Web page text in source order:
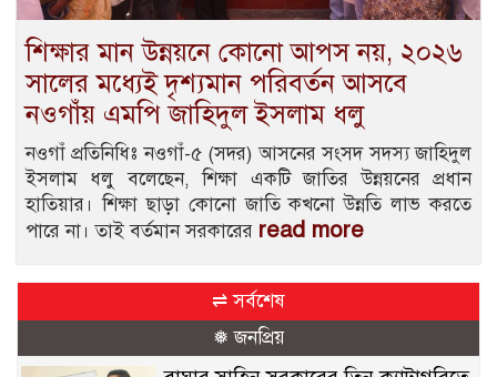
শিক্ষার মান উন্নয়নে কোনো আপস নয়, ২০২৬
সালের মধ্যেই দৃশ্যমান পরিবর্তন আসবে
নওগাঁয় এমপি জাহিদুল ইসলাম ধলু
নওগাঁ প্রতিনিধিঃ নওগাঁ-৫ (সদর) আসনের সংসদ সদস্য জাহিদুল
ইসলাম ধলু বলেছেন, শিক্ষা একটি জাতির উন্নয়নের প্রধান
হাতিয়ার। শিক্ষা ছাড়া কোনো জাতি কখনো উন্নতি লাভ করতে
পারে না। তাই বর্তমান সরকারের read more
⇌ সর্বশেষ
❅ জনপ্রিয়